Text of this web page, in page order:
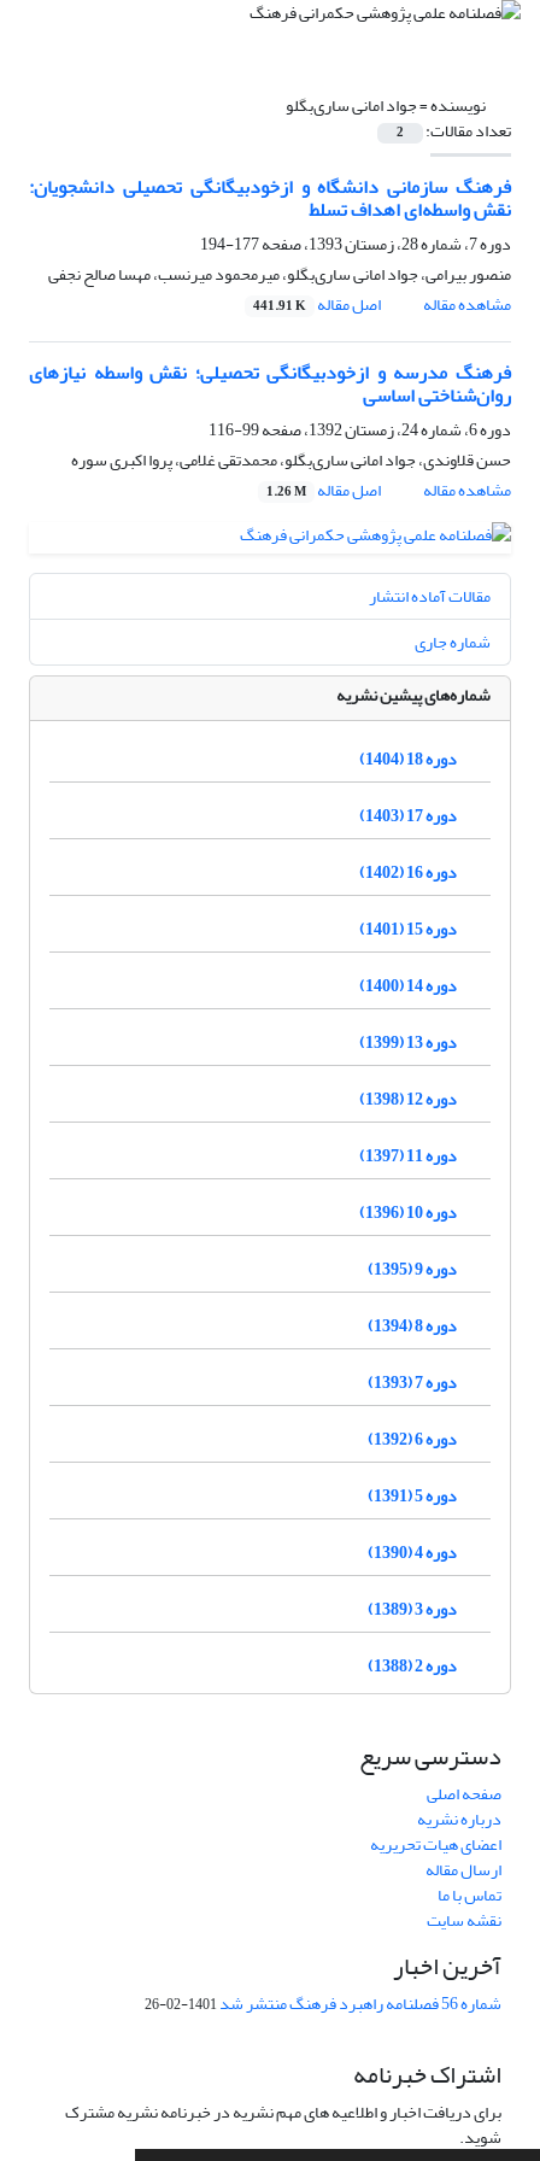
نویسنده =جواد امانی ساری‌بگلو
تعداد مقالات: 2
فرهنگ سازمانی دانشگاه و ازخودبیگانگی تحصیلی دانشجویان:
نقش واسطه‌ای اهداف تسلط
دوره 7، شماره 28، زمستان 1393، صفحه
177-194
منصور بیرامی، جواد امانی ساری‌بگلو، میرمحمود میرنسب، مهسا صالح نجفی
مشاهده مقاله
اصل مقاله 441.91 K
فرهنگ مدرسه و ازخودبیگانگی تحصیلی؛ نقش واسطه نیازهای
روان‌شناختی اساسی
دوره 6، شماره 24، زمستان 1392، صفحه
99-116
حسن قلاوندی، جواد امانی ساری‌بگلو، محمدتقی غلامی، پروا اکبری سوره
مشاهده مقاله
اصل مقاله 1.26 M
مقالات آماده انتشار
شماره جاری
شماره‌های پیشین نشریه
دوره 18 (1404)
دوره 17 (1403)
دوره 16 (1402)
دوره 15 (1401)
دوره 14 (1400)
دوره 13 (1399)
دوره 12 (1398)
دوره 11 (1397)
دوره 10 (1396)
دوره 9 (1395)
دوره 8 (1394)
دوره 7 (1393)
دوره 6 (1392)
دوره 5 (1391)
دوره 4 (1390)
دوره 3 (1389)
دوره 2 (1388)
دسترسی سریع
صفحه اصلی
درباره نشریه
اعضای هیات تحریریه
ارسال مقاله
تماس با ما
نقشه سایت
آخرین اخبار
شماره 56 فصلنامه راهبرد فرهنگ منتشر شد 1401-02-26
اشتراک خبرنامه
برای دریافت اخبار و اطلاعیه های مهم نشریه در خبرنامه نشریه مشترک
شوید.